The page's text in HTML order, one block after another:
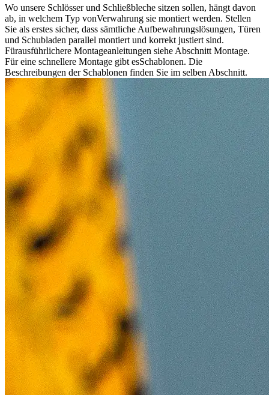
Wo unsere Schlösser und Schließbleche sitzen sollen, hängt davon
ab, in welchem Typ vonVerwahrung sie montiert werden. Stellen
Sie als erstes sicher, dass sämtliche Aufbewahrungslösungen, Türen
und Schubladen parallel montiert und korrekt justiert sind.
Fürausführlichere Montageanleitungen siehe Abschnitt Montage.
Für eine schnellere Montage gibt esSchablonen. Die
Beschreibungen der Schablonen finden Sie im selben Abschnitt.